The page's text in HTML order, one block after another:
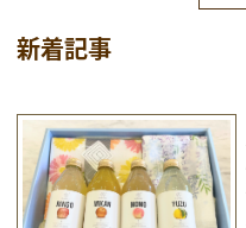
新着記事